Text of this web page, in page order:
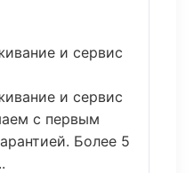
и сервис
и сервис
с первым
Более 5